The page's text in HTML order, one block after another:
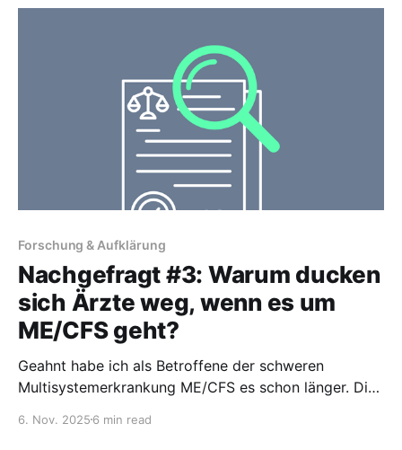
Forschung & Aufklärung
Nachgefragt #3: Warum ducken
sich Ärzte weg, wenn es um
ME/CFS geht?
Geahnt habe ich als Betroffene der schweren
Multisystemerkrankung ME/CFS es schon länger. Die
macht mich dennoch betroffen und wütend: Kaum
6. Nov. 2025 6 min read